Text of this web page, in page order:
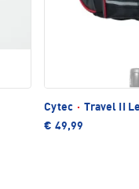
Cytec · Travel II
€ 49,99